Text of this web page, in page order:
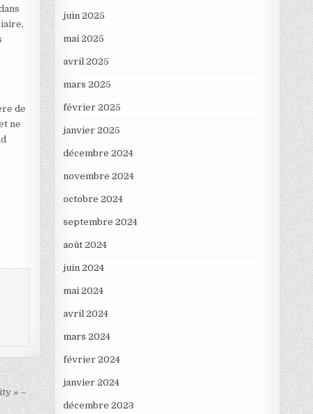
de
ne
» –
juin 2025
mai 2025
avril 2025
mars 2025
février 2025
janvier 2025
décembre 2024
novembre 2024
octobre 2024
septembre 2024
août 2024
juin 2024
mai 2024
avril 2024
mars 2024
février 2024
janvier 2024
décembre 2023